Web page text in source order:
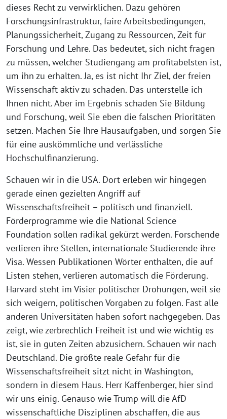
dieses Recht zu verwirklichen. Dazu gehören
Forschungsinfrastruktur, faire Arbeitsbedingungen,
Planungssicherheit, Zugang zu Ressourcen, Zeit für
Forschung und Lehre. Das bedeutet, sich nicht fragen
zu müssen, welcher Studiengang am profitabelsten ist,
um ihn zu erhalten. Ja, es ist nicht Ihr Ziel, der freien
Wissenschaft aktiv zu schaden. Das unterstelle ich
Ihnen nicht. Aber im Ergebnis schaden Sie Bildung
und Forschung, weil Sie eben die falschen Prioritäten
setzen. Machen Sie Ihre Hausaufgaben, und sorgen Sie
für eine auskömmliche und verlässliche
Hochschulfinanzierung.
Schauen wir in die USA. Dort erleben wir hingegen
gerade einen gezielten Angriff auf
Wissenschaftsfreiheit – politisch und finanziell.
Förderprogramme wie die National Science
Foundation sollen radikal gekürzt werden. Forschende
verlieren ihre Stellen, internationale Studierende ihre
Visa. Wessen Publikationen Wörter enthalten, die auf
Listen stehen, verlieren automatisch die Förderung.
Harvard steht im Visier politischer Drohungen, weil sie
sich weigern, politischen Vorgaben zu folgen. Fast alle
anderen Universitäten haben sofort nachgegeben. Das
zeigt, wie zerbrechlich Freiheit ist und wie wichtig es
ist, sie in guten Zeiten abzusichern. Schauen wir nach
Deutschland. Die größte reale Gefahr für die
Wissenschaftsfreiheit sitzt nicht in Washington,
sondern in diesem Haus. Herr Kaffenberger, hier sind
wir uns einig. Genauso wie Trump will die AfD
wissenschaftliche Disziplinen abschaffen, die aus